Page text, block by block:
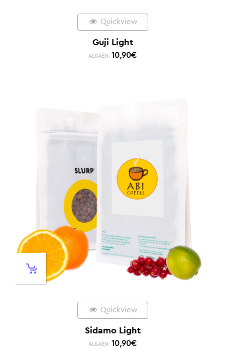
Quickview
Guji Light
ALKAEN: 10,90€
Quickview
Sidamo Light
ALKAEN: 10,90€